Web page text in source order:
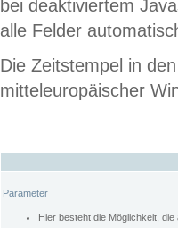
bei deaktiviertem
alle Felder
Die Zeitstempel in
mitteleuropäischer
Parameter
Hier besteht die Möglichkeit,